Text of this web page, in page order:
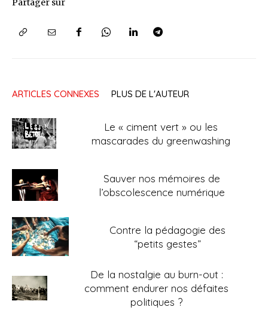
Partager sur
ARTICLES CONNEXES PLUS DE L'AUTEUR
Le « ciment vert » ou les
mascarades du greenwashing
Sauver nos mémoires de
l’obscolescence numérique
Contre la pédagogie des
“petits gestes”
De la nostalgie au burn-out :
comment endurer nos défaites
politiques ?